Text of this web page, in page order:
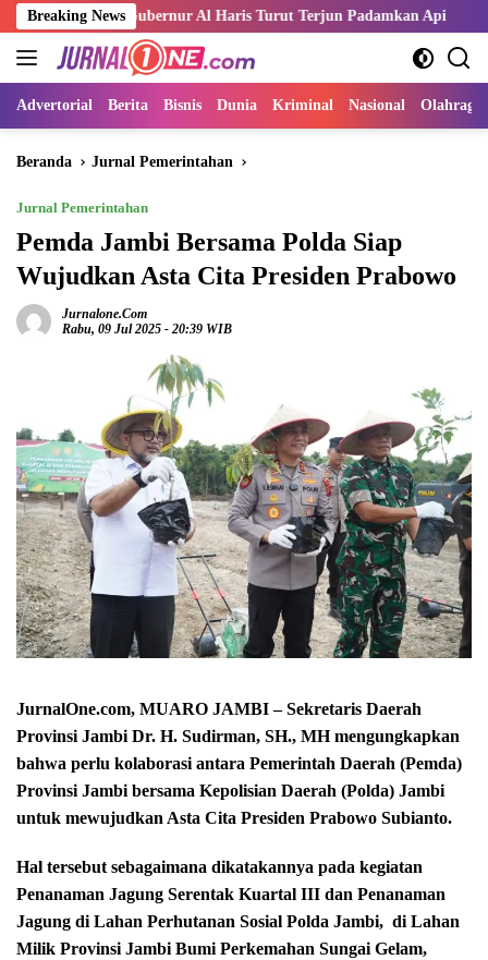
Langsung
ke
konten
Breaking News
Gubernur Al Haris Turut Terjun Padamkan Api
Advertorial Berita Bisnis Dunia Kriminal Nasional Olahraga
Beranda Jurnal Pemerintahan
Jurnal Pemerintahan
Pemda Jambi Bersama Polda Siap
Wujudkan Asta Cita Presiden Prabowo
Jurnalone.com
Rabu, 09 Jul 2025 - 20:39 WIB
JurnalOne.com, MUARO JAMBI – Sekretaris Daerah
Provinsi Jambi Dr. H. Sudirman, SH., MH mengungkapkan
bahwa perlu kolaborasi antara Pemerintah Daerah (Pemda)
Provinsi Jambi bersama Kepolisian Daerah (Polda) Jambi
untuk mewujudkan Asta Cita Presiden Prabowo Subianto.
Hal tersebut sebagaimana dikatakannya pada kegiatan
Penanaman Jagung Serentak Kuartal III dan Penanaman
Jagung di Lahan Perhutanan Sosial Polda Jambi, di Lahan
Milik Provinsi Jambi Bumi Perkemahan Sungai Gelam,